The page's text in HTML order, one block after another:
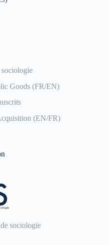
sociologie
Goods (FR/EN)
(EN/FR)
sociologie